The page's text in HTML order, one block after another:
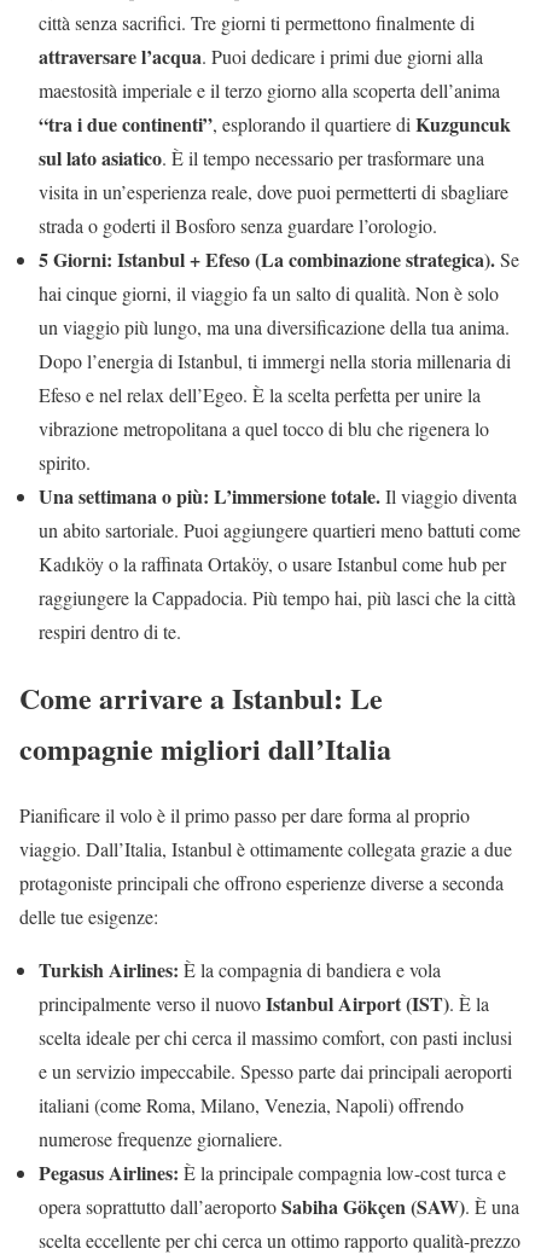
città senza sacrifici. Tre giorni ti permettono finalmente di
attraversare l’acqua. Puoi dedicare i primi due giorni alla
maestosità imperiale e il terzo giorno alla scoperta dell’anima
“tra i due continenti”, esplorando il quartiere diKuzguncuk
sul lato asiatico. È il tempo necessario per trasformare una
visita in un’esperienza reale, dove puoi permetterti di sbagliare
strada o goderti il Bosforo senza guardare l’orologio.
5 Giorni: Istanbul + Efeso (La combinazione strategica).Se
hai cinque giorni, il viaggio fa un salto di qualità. Non è solo
un viaggio più lungo, ma una diversificazione della tua anima.
Dopo l’energia di Istanbul, ti immergi nella storia millenaria di
Efeso e nel relax dell’Egeo. È la scelta perfetta per unire la
vibrazione metropolitana a quel tocco di blu che rigenera lo
spirito.
Una settimana o più: L’immersione totale.Il viaggio diventa
un abito sartoriale. Puoi aggiungere quartieri meno battuti come
Kadıköy o la raffinata Ortaköy, o usare Istanbul come hub per
raggiungere la Cappadocia. Più tempo hai, più lasci che la città
respiri dentro di te.
Come arrivare a Istanbul: Le
compagnie migliori dall’Italia
Pianificare il volo è il primo passo per dare forma al proprio
viaggio. Dall’Italia, Istanbul è ottimamente collegata grazie a due
protagoniste principali che offrono esperienze diverse a seconda
delle tue esigenze:
Turkish Airlines: È la compagnia di bandiera e vola
principalmente verso il nuovoIstanbul Airport (IST). È la
scelta ideale per chi cerca il massimo comfort, con pasti inclusi
e un servizio impeccabile. Spesso parte dai principali aeroporti
italiani (come Roma, Milano, Venezia, Napoli) offrendo
numerose frequenze giornaliere.
Pegasus Airlines: È la principale compagnia low-cost turca e
opera soprattutto dall’aeroportoSabiha Gökçen (SAW). È una
scelta eccellente per chi cerca un ottimo rapporto qualità-prezzo